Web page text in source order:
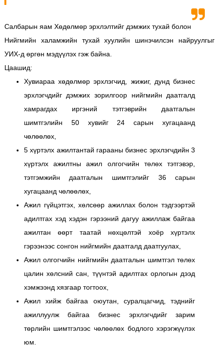
Салбарын яам Хөдөлмөр эрхлэлтийг дэмжих тухай болон
Нийгмийн халамжийн тухай хуулийн шинэчилсэн найруулгыг
УИХ-д өргөн мэдүүлэх гэж байна.
Цаашид:
Хувиараа хөдөлмөр эрхлэгчид, жижиг, дунд бизнес
эрхлэгчдийг дэмжих зорилгоор нийгмийн даатгалд
хамрагдах иргэний тэтгэврийн даатгалын
шимтгэлийн 50 хувийг 24 сарын хугацаанд
чөлөөлөх,
5 хүртэлх ажилтантай гарааны бизнес эрхлэгчдийн 3
хүртэлх ажилтны ажил олгогчийн төлөх тэтгэвэр,
тэтгэмжийн даатгалын шимтгэлийг 36 сарын
хугацаанд чөлөөлөх,
Ажил гүйцэтгэх, хөлсөөр ажиллах болон тэдгээртэй
адилтгах хэд хэдэн гэрээний дагуу ажиллаж байгаа
ажилтан өөрт таатай нөхцөлтэй хоёр хүртэлх
гэрээнээс сонгон нийгмийн даатгалд даатгуулах,
Ажил олгогчийн нийгмийн даатгалын шимтгэл төлөх
цалин хөлсний сан, түүнтэй адилтгах орлогын дээд
хэмжээнд хязгаар тогтоох,
Ажил хийж байгаа оюутан, суралцагчид, тэднийг
ажиллуулж байгаа бизнес эрхлэгчдийг зарим
төрлийн шимтгэлээс чөлөөлөх бодлого хэрэгжүүлэх
юм.